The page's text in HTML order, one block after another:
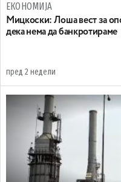
ЕКОНОМИЈА
Мицкоски: Лоша вест за
дека нема да банкротираме
пред 2 недели